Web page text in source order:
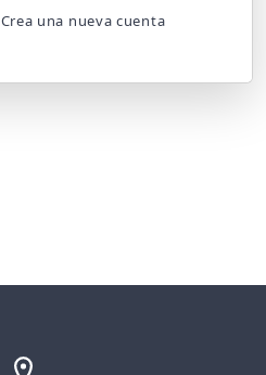
Crea una nueva cuenta